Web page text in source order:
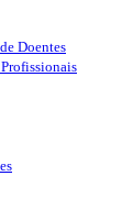
Doentes